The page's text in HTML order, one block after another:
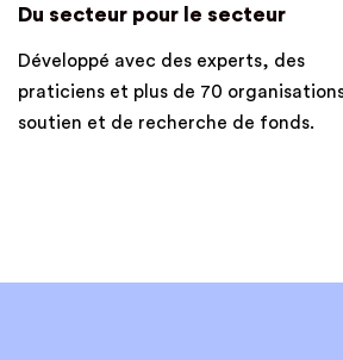
Du secteur pour le secteur
Développé avec des experts, des
praticiens et plus de 70
soutien et de recherche de fonds.